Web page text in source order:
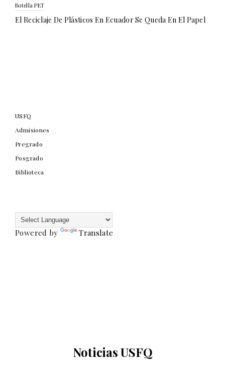
Botella PET
El Reciclaje De Plásticos En Ecuador Se Queda En El Papel
USFQ
Admisiones
Pregrado
Posgrado
Biblioteca
Powered by Translate
Noticias USFQ